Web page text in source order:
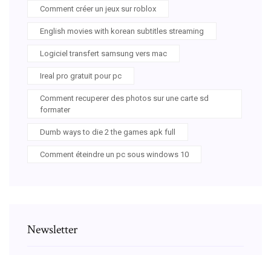
Comment créer un jeux sur roblox
English movies with korean subtitles streaming
Logiciel transfert samsung vers mac
Ireal pro gratuit pour pc
Comment recuperer des photos sur une carte sd
formater
Dumb ways to die 2 the games apk full
Comment éteindre un pc sous windows 10
Newsletter